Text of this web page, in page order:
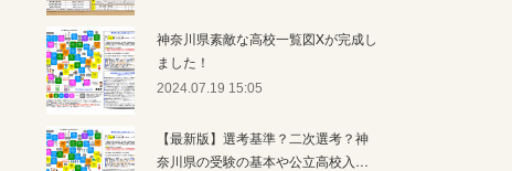
神奈川県素敵な高校一覧図Xが完成し
ました！
2024.07.19 15:05
【最新版】選考基準？二次選考？神
奈川県の受験の基本や公立高校入…